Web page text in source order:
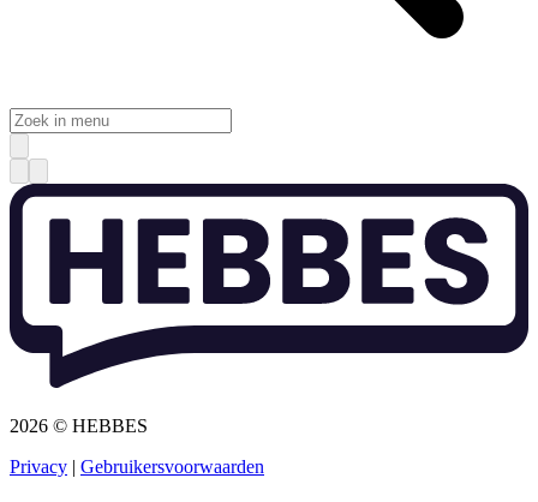
2026 © HEBBES
Privacy​​​​‌ ‍ ​‍​‍‌‍ ‌ ​‍‌‍‍‌‌‍‌ ‌‍‍‌‌‍ ‍​‍​‍​ ‍‍​‍​‍‌ ​ ‌‍​‌‌‍ ‍‌‍‍‌‌ ‌​‌ ‍‌​‍ ‍‌‍‍‌‌‍ ​‍​‍​‍ ​​‍​‍‌‍‍​‌ ​‍‌‍‌‌‌‍‌‍​‍​‍​ ‍‍​‍​‍‌‍‍​‌ ‌​‌ ‌​‌ ​​​ ‍‍​‍ ​‍ ‌‍ ​‌‍ ‌‍​ ‌‍​‌‌‍ ​‌‍‍​‌‍ ‌ ​ ‌ ‌​​ ‍‍​ ​ ​ ​ ​ ​ ​ ​ ​‍ ‌‍‍‌‌‍ ‍‌ ‌​‌‍‌‌‌‍ ‍‌ ‌​​‍ ‌‍‌‌‌‍‌​‌‍‍‌‌ ‌​​‍ ‌‍ ‌‌‍ ‌‍‌​‌‍‌‌​ ‌‌ ​​‌ ​‍‌‍‌‌‌ ​ ‌‍‌‌‌‍ ‍‌ ‌​‌‍​‌‌ ‌​‌‍‍‌‌‍ ‌‍ ‍​ ‍ ‌‍‍‌‌‍‌​​ ‌‌‍‌ ‌‍ ​‌‍ ‌‍​‍‌‍​‌‌‍ ​​ ‍ ‌ ‌​‌ ‍‌‌ ​​‌‍‌‌​ ‌‌‍‌ ‌‍ ​‌‍ ‌‍​‍‌‍​‌‌‍ ​​ ‍ ‌ ​​‌‍​‌‌ ‌​‌‍‍​​ ‌‌‍‌‍‌‍ ‌‍ ‌ ‌​‌‍‌‌‌ ​‍​‍ ‍‌‍ ​‌‍‌‌‌‍‌ ‌‍​‌‌‍ ​​‍‌‌​ ‌‌‌​​‍‌‌ ‌‍‍ ‌‍‌‌‌ ‍‌​‍‌‌​ ​ ‌​‌​​‍‌‌​ ​ ‌​‌​​‍‌‌​ ​‍​ ​‍​ ​‌​ ‍​‌‍‌‌​ ‌‍‌‍‌​‌‍‌‌‌‍‌‌​ ‌‍​ ​ ​ ‍‌​ ‌‌​ ‌​​‍‌‌​ ​‍​ ​‍​‍‌‌​ ‌‌‌​‌​​‍ ‍‌‍ ​‌‍​‌‌‍​‍‌‍‌‌‌‍ ​​ ‌‍​‍‌‍​‌‌ ​ ‌‍‌‌‌‌‌‌‌ ​‍‌‍ ​​ ‌‌‍‍​‌ ‌​‌ ‌​‌ ​​​‍‌‌​ ​ ‌​​‌​‍‌‌​ ​‍‌​‌‍​‍‌‌​ ​‍‌​‌‍‌‍ ​‌‍ ‌‍​ ‌‍​‌‌‍ ​‌‍‍​‌‍ ‌ ​ ‌ ‌​​‍‌‌​ ​ ‌​​‌​ ​ ​ ​ ​ ​ ​ ​ ​‍‌‍‌‍‍‌‌‍‌​​ ‌‌‍‌ ‌‍ ​‌‍ ‌‍​‍‌‍​‌‌‍ ​​‍‌‍‌ ‌​‌ ‍‌‌ ​​‌‍‌‌​ ‌‌‍‌ ‌‍ ​‌‍ ‌‍​‍‌‍​‌‌‍ ​​‍‌‍‌ ​​‌‍​‌‌ ‌​‌‍‍​​ ‌‌‍‌‍‌‍ ‌‍ ‌ ‌​‌‍‌‌‌ ​‍​‍ ‍‌‍ ​‌‍‌‌‌‍‌ ‌‍​‌‌‍ ​​‍‌‌​ ‌‌‌​​‍‌‌ ‌‍‍ ‌‍‌‌‌ ‍‌​‍‌‌​ ​ ‌​‌​​‍‌‌​ ​ ‌​‌​​‍‌‌​ ​‍​ ​‍​ ​‌​ ‍​‌‍‌‌​ ‌‍‌‍‌​‌‍‌‌‌‍‌‌​ ‌‍​ ​ ​ ‍‌​ ‌‌​ ‌​​‍‌‌​ ​‍​ ​‍​‍‌‌​ ‌‌‌​‌​​‍ ‍‌‍ ​‌‍​‌‌‍​‍‌‍‌‌‌‍ ​​‍‌‍‌ ​​‌‍‌‌‌ ​‍‌ ​ ‌ ​​‌‍‌‌‌‍​ ‌ ‌​‌‍‍‌‌ ‌‍‌‍‌‌​ ‌‌ ​​‌ ‌‌‌‍​‍‌‍ ​‌‍‍‌‌ ​ ‌‍‍​‌‍‌‌‌‍‌​​‍​‍‌ ‌ | Gebruikersvoorwaarden​​​​‌ ‍ ​‍​‍‌‍ ‌ ​‍‌‍‍‌‌‍‌ ‌‍‍‌‌‍ ‍​‍​‍​ ‍‍​‍​‍‌ ​ ‌‍​‌‌‍ ‍‌‍‍‌‌ ‌​‌ ‍‌​‍ ‍‌‍‍‌‌‍ ​‍​‍​‍ ​​‍​‍‌‍‍​‌ ​‍‌‍‌‌‌‍‌‍​‍​‍​ ‍‍​‍​‍‌‍‍​‌ ‌​‌ ‌​‌ ​​​ ‍‍​‍ ​‍ ‌‍ ​‌‍ ‌‍​ ‌‍​‌‌‍ ​‌‍‍​‌‍ ‌ ​ ‌ ‌​​ ‍‍​ ​ ​ ​ ​ ​ ​ ​ ​‍ ‌‍‍‌‌‍ ‍‌ ‌​‌‍‌‌‌‍ ‍‌ ‌​​‍ ‌‍‌‌‌‍‌​‌‍‍‌‌ ‌​​‍ ‌‍ ‌‌‍ ‌‍‌​‌‍‌‌​ ‌‌ ​​‌ ​‍‌‍‌‌‌ ​ ‌‍‌‌‌‍ ‍‌ ‌​‌‍​‌‌ ‌​‌‍‍‌‌‍ ‌‍ ‍​ ‍ ‌‍‍‌‌‍‌​​ ‌‌‍‌ ‌‍ ​‌‍ ‌‍​‍‌‍​‌‌‍ ​​ ‍ ‌ ‌​‌ ‍‌‌ ​​‌‍‌‌​ ‌‌‍‌ ‌‍ ​‌‍ ‌‍​‍‌‍​‌‌‍ ​​ ‍ ‌ ​​‌‍​‌‌ ‌​‌‍‍​​ ‌‌‍‌‍‌‍ ‌‍ ‌ ‌​‌‍‌‌‌ ​‍​‍ ‍‌‍ ​‌‍‌‌‌‍‌ ‌‍​‌‌‍ ​​‍‌‌​ ‌‌‌​​‍‌‌ ‌‍‍ ‌‍‌‌‌ ‍‌​‍‌‌​ ​ ‌​‌​​‍‌‌​ ​ ‌​‌​​‍‌‌​ ​‍​ ​‍​ ​​‌‍​ ‌‍‌‍​ ‌‍​ ‌​‌‍‌​​ ​ ‌‍‌‌​ ​ ​ ​‌​ ‍‌​ ​‍​‍‌‌​ ​‍​ ​‍​‍‌‌​ ‌‌‌​‌​​‍ ‍‌‍ ​‌‍​‌‌‍​‍‌‍‌‌‌‍ ​​ ‌‍​‍‌‍​‌‌ ​ ‌‍‌‌‌‌‌‌‌ ​‍‌‍ ​​ ‌‌‍‍​‌ ‌​‌ ‌​‌ ​​​‍‌‌​ ​ ‌​​‌​‍‌‌​ ​‍‌​‌‍​‍‌‌​ ​‍‌​‌‍‌‍ ​‌‍ ‌‍​ ‌‍​‌‌‍ ​‌‍‍​‌‍ ‌ ​ ‌ ‌​​‍‌‌​ ​ ‌​​‌​ ​ ​ ​ ​ ​ ​ ​ ​‍‌‍‌‍‍‌‌‍‌​​ ‌‌‍‌ ‌‍ ​‌‍ ‌‍​‍‌‍​‌‌‍ ​​‍‌‍‌ ‌​‌ ‍‌‌ ​​‌‍‌‌​ ‌‌‍‌ ‌‍ ​‌‍ ‌‍​‍‌‍​‌‌‍ ​​‍‌‍‌ ​​‌‍​‌‌ ‌​‌‍‍​​ ‌‌‍‌‍‌‍ ‌‍ ‌ ‌​‌‍‌‌‌ ​‍​‍ ‍‌‍ ​‌‍‌‌‌‍‌ ‌‍​‌‌‍ ​​‍‌‌​ ‌‌‌​​‍‌‌ ‌‍‍ ‌‍‌‌‌ ‍‌​‍‌‌​ ​ ‌​‌​​‍‌‌​ ​ ‌​‌​​‍‌‌​ ​‍​ ​‍​ ​​‌‍​ ‌‍‌‍​ ‌‍​ ‌​‌‍‌​​ ​ ‌‍‌‌​ ​ ​ ​‌​ ‍‌​ ​‍​‍‌‌​ ​‍​ ​‍​‍‌‌​ ‌‌‌​‌​​‍ ‍‌‍ ​‌‍​‌‌‍​‍‌‍‌‌‌‍ ​​‍‌‍‌ ​​‌‍‌‌‌ ​‍‌ ​ ‌ ​​‌‍‌‌‌‍​ ‌ ‌​‌‍‍‌‌ ‌‍‌‍‌‌​ ‌‌ ​​‌ ‌‌‌‍​‍‌‍ ​‌‍‍‌‌ ​ ‌‍‍​‌‍‌‌‌‍‌​​‍​‍‌ ‌